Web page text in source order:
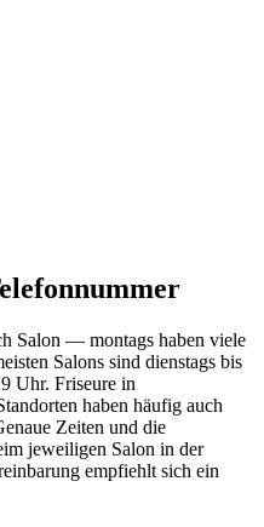
Salon — montags haben viele
Salons sind dienstags bis
Uhr. Friseure in
haben häufig auch
Zeiten und die
jeweiligen Salon in der
empfiehlt sich ein